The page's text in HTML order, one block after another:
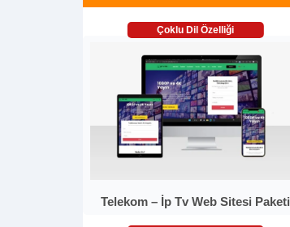
Çoklu Dil Özelliği
Telekom – İp Tv Web Sitesi Paketi